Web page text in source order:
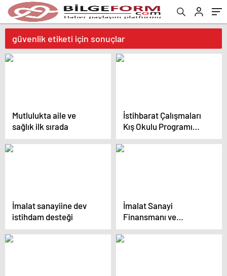
güvenlik etiketi için sonuçlar
Mutlulukta aile ve
sağlık ilk sırada
İstihbarat Çalışmaları
Kış Okulu Programı
başladı
İmalat sanayiine dev
istihdam desteği
İmalat Sanayi
Finansmanı ve
İstihdamı Koruma
Programında imzalar